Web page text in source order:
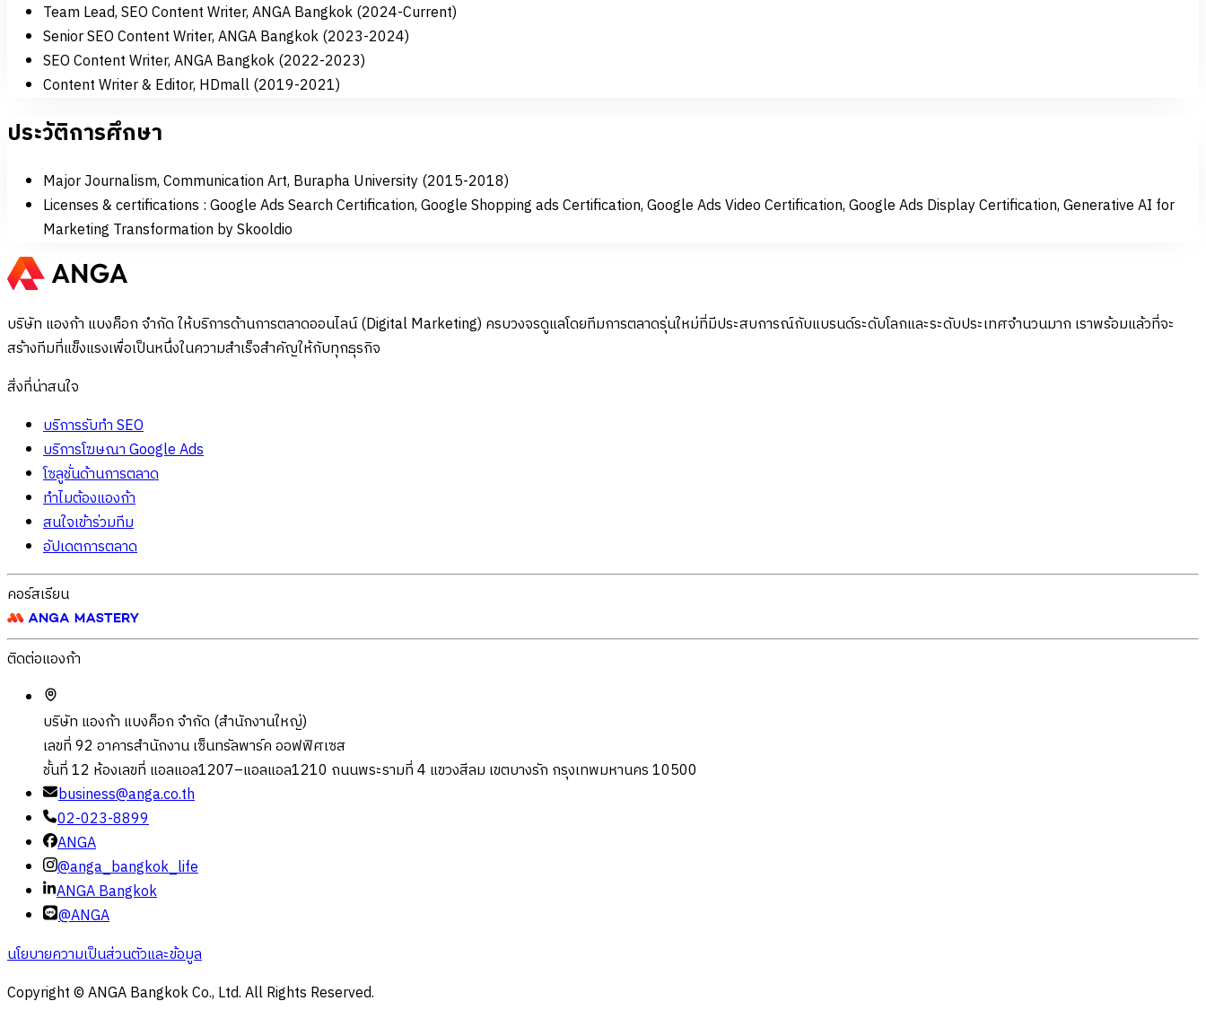
Team Lead, SEO Content Writer, ANGA Bangkok (2024-Current)
Senior SEO Content Writer, ANGA Bangkok (2023-2024)
SEO Content Writer, ANGA Bangkok (2022-2023)
Content Writer & Editor, HDmall (2019-2021)
ประวัติการศึกษา
Major Journalism, Communication Art, Burapha University (2015-2018)
Licenses & certifications : Google Ads Search Certification, Google Shopping ads Certification, Google Ads Video Certification, Google Ads Display Certification, Generative AI for
Marketing Transformation by Skooldio
บริษัท แองก้า แบงค็อก จำกัด ให้บริการด้านการตลาดออนไลน์ (Digital Marketing) ครบวงจรดูแลโดยทีมการตลาดรุ่นใหม่ที่มีประสบการณ์กับแบรนด์ระดับโลกและระดับประเทศจำนวนมาก เราพร้อมแล้วที่จะ
สร้างทีมที่แข็งแรงเพื่อเป็นหนึ่งในความสำเร็จสำคัญให้กับทุกธุรกิจ
สิ่งที่น่าสนใจ
บริการรับทำ SEO
บริการโฆษณา Google Ads
โซลูชั่นด้านการตลาด
ทำไมต้องแองก้า
สนใจเข้าร่วมทีม
อัปเดตการตลาด
คอร์สเรียน
ติดต่อแองก้า
บริษัท แองก้า แบงค็อก จำกัด (สำนักงานใหญ่)
เลขที่ 92 อาคารสำนักงาน เซ็นทรัลพาร์ค ออฟฟิศเซส
ชั้นที่ 12 ห้องเลขที่ แอลแอล1207–แอลแอล1210 ถนนพระรามที่ 4 แขวงสีลม เขตบางรัก กรุงเทพมหานคร 10500
business@anga.co.th
02-023-8899
ANGA
@anga_bangkok_life
ANGA Bangkok
@ANGA
นโยบายความเป็นส่วนตัวและข้อมูล
Copyright © ANGA Bangkok Co., Ltd. All Rights Reserved.